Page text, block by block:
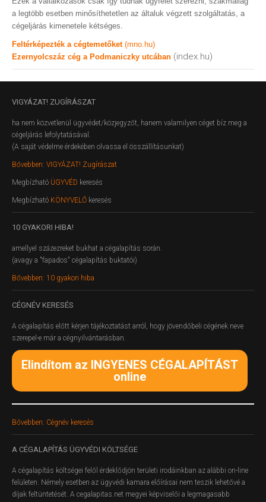
a legtöbb esetben minősíthetetlen az általuk végzett szolgáltatás, a
cégeljárás kimenetele kétséges.
Feltérképezték a cégtemetőket (mno.hu)
Ezernyolcszáz cég a Podmaniczky utcában (index.hu)
VIGYÁZAT! ZUGÍRÁSZAT
ha nem közvetlenül ügyvédet/közjegyzőt, hanem valamilyen céget bíz meg a
cégeljárás lefolytatásával.
(A saját védelme érdekében olvassa el összállításunkat)
Bővebben: VIGYÁZAT! Zugírászat
Megbízható ÜGYVÉD keresés
Megbízható KÖNYVELŐ keresés
10 GYAKORI HIBA!
amellyel százezreket bukhat a cégalapítás során.
(avagy a "fapados" cégalapítás buktatói)
Bővebben: 10 gyakori hiba
CÉGNÉV KERESÉS
A cégalapítás előtt kérjen tájékoztatást arról, hogy jövendőbeli cégének neve
szerepel-e már a cégnyilvántarásban.
Elindítom az INGYENES CÉGALAPÍTÁST
online
Bővebben: Cégnév keresés
A CÉGALAPÍTÁS ÜGYVÉDI KÖLTSÉGE
A cégalapítás költségei felől érdeklődjön területi irodáinkban az alábbi on-line
felületen. Némely esetben az ügyvédi kamara előírásai nem teszik lehetővé a
díjak feltüntetését. A cegalapitas.net megyei képviselői a legmagasabb